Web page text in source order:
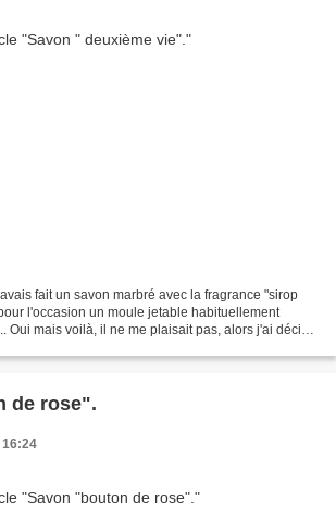
fait un savon marbré avec la fragrance "sirop
l'occasion un moule jetable habituellement
Oui mais voilà, il ne me plaisait pas, alors j'ai décidé
de rose".
16:24